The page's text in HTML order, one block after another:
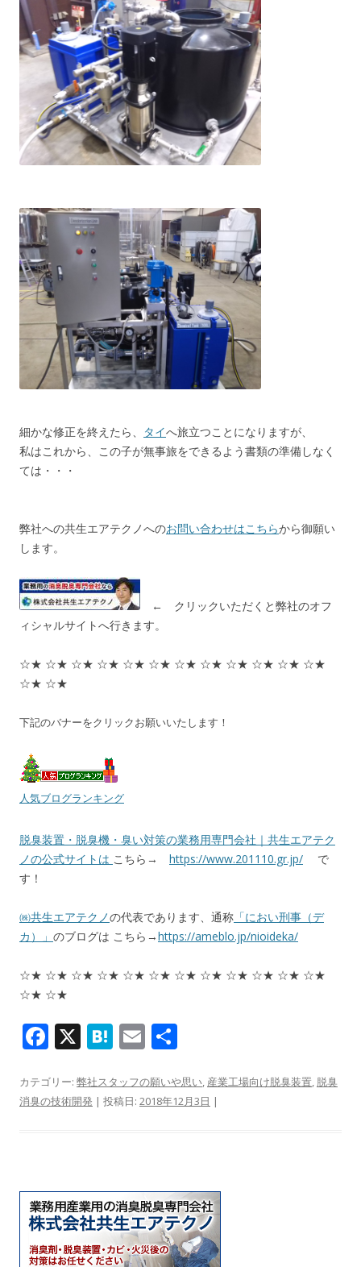
細かな修正を終えたら、 タイへ旅立つことになりますが、
私はこれから、この子が無事旅をできるよう書類の準備しなく
ては・・・
弊社への共生エアテクノへのお問い合わせはこちらから御願い
します。
← クリックいただくと弊社のオフ
ィシャルサイトへ行きます。
☆★ ☆★ ☆★ ☆★ ☆★ ☆★ ☆★ ☆★ ☆★ ☆★ ☆★ ☆★
☆★ ☆★
下記のバナーをクリックお願いいたします！
人気ブログランキング
脱臭装置・脱臭機・臭い対策の業務用専門会社｜共生エアテク
ノの公式サイトは こちら→ https://www.201110.gr.jp/ で
す！
㈱共生エアテクノの代表であります、通称 「におい刑事（デ
カ）」 のブログは こちら→https://ameblo.jp/nioideka/
☆★ ☆★ ☆★ ☆★ ☆★ ☆★ ☆★ ☆★ ☆★ ☆★ ☆★ ☆★
☆★ ☆★
F
e
b
k
X H
e
n
E
ai
l
カテゴリー: 弊社スタッフの願いや思い, 産業工場向け脱臭装置, 脱臭
消臭の技術開発 | 投稿日: 2018年12月3日 |